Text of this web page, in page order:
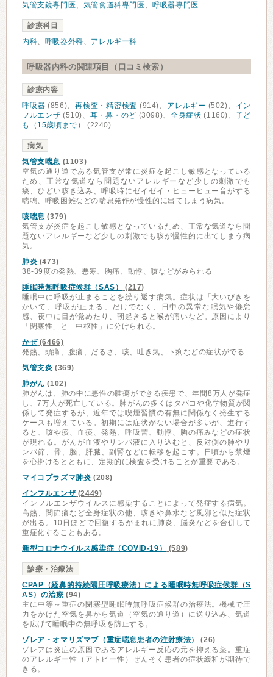
気管支鏡専門医、 気管食道科専門医 、呼吸器専門医
診療科目
内科、 呼吸器外科、 アレルギー科
呼吸器内科の関連項目（口コミ検索）
診療内容
呼吸器 (856)、再検査・精密検査 (914)、 アレルギー (502)、 イン
フルエンザ (510)、 耳・鼻・のど (3098)、 全身症状 (1160)、 子ど
も（15歳頃まで）
(2240)
病気
気管支喘息 (1103)
空気の通り道である気管支が常に炎症を起こし敏感となっている
ため、正常な気道なら問題ないアレルギーなど少しの刺激でも
痰、ひどい咳き込み、呼吸時にゼイゼイ・ヒューヒュー音がする
喘鳴、呼吸困難などの喘息発作が慢性的に出てしまう病気。
咳喘息 (379)
気管支が炎症を起こし敏感となっているため、正常な気道なら問
題ないアレルギーなど少しの刺激でも咳が慢性的に出てしまう病
気。
肺炎 (473)
38-39度の発熱、悪寒、胸痛、動悸、咳などがみられる
睡眠時無呼吸症候群（SAS）
(217)
睡眠中に呼吸が止まることを繰り返す病気。症状は「大いびきを
かいて、呼吸が止まる」だけでなく、日中の異常な眠気や倦怠
感、夜中に目が覚めたり、朝起きると喉が痛いなど。原因により
「閉塞性」と「中枢性」に分けられる。
かぜ(6466)
発熱、頭痛、腹痛、だるさ、咳、吐き気、下痢などの症状がでる
気管支炎 (369)
肺がん (102)
肺がんは、肺の中に悪性の腫瘍ができる疾患で、年間8万人が発症
し、7万人が死亡している。肺がんの多くはタバコや化学物質が関
係して発症するが、近年では喫煙習慣の有無に関係なく発生する
ケースも増えている。初期には症状がない場合が多いが、進行す
ると、咳や痰、血痰、発熱、呼吸苦、動悸、胸の痛みなどの症状
が現れる。がんが血液やリンパ液に入り込むと、反対側の肺やリ
ンパ節、骨、脳、肝臓、副腎などに転移を起こす。日頃から禁煙
を心掛けるとともに、定期的に検査を受けることが重要である。
マイコプラズマ肺炎 (208)
インフルエンザ(2449)
インフルエンザウイルスに感染することによって発症する病気。
高熱、関節痛など全身症状の他、咳きや鼻水など風邪と似た症状
が出る。10日ほどで回復するがまれに肺炎、脳炎などを合併して
重症化することもある。
新型コロナウイルス感染症（COVID-19）
(589)
診療・治療法
CPAP（経鼻的持続陽圧呼吸療法）による睡眠時無呼吸症候群（S
AS）の治療 (94)
主に中等～重症の閉塞型睡眠時無呼吸症候群の治療法。機械で圧
力をかけた空気を鼻から気道（空気の通り道）に送り込み、気道
を広げて睡眠中の無呼吸を防止する。
ゾレア・オマリズマブ（重症喘息患者の注射療法）
(26)
ゾレアは炎症の原因であるアレルギー反応の元を抑える薬。重症
のアレルギー性（アトピー性）ぜんそく患者の症状緩和が期待で
きる。